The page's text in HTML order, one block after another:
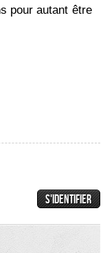
pour autant être